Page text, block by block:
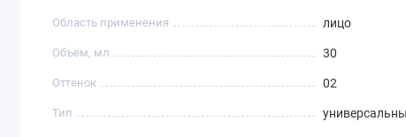
Область применения лицо
Объем, мл 30
Оттенок 02
Тип